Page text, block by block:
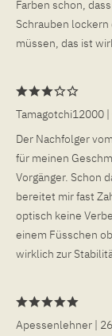
Farben schon,
Schrauben
müssen, das ist
Tamagotchi12000
Der Nachfolger
für meinen
Vorgänger. Schon
bereitet mir fast
optisch keine
einem Füsschen
wirklich zur
Apessenlehner |